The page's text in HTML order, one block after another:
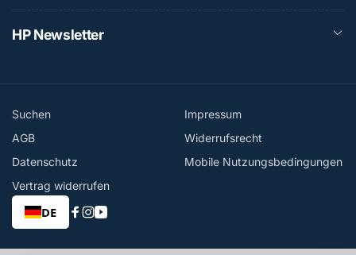
HP Newsletter
Suchen
Impressum
AGB
Widerrufsrecht
Datenschutz
Mobile Nutzungsbedingungen
Vertrag widerrufen
DE
Facebook
Instagram
YouTube